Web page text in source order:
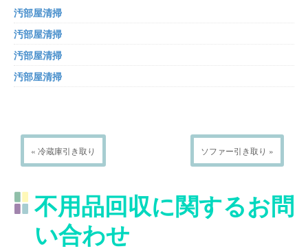
汚部屋清掃
汚部屋清掃
汚部屋清掃
汚部屋清掃
« 冷蔵庫引き取り ソファー引き取り »
不用品回収に関するお問
い合わせ